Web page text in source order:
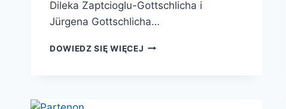
Dileka Zaptcioglu-Gottschlicha i
Jürgena Gottschlicha…
DOWIEDZ SIĘ WIĘCEJ ŁOWCY